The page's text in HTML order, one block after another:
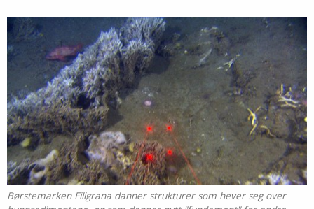
Børstemarken Filigrana danner strukturer som hever seg over